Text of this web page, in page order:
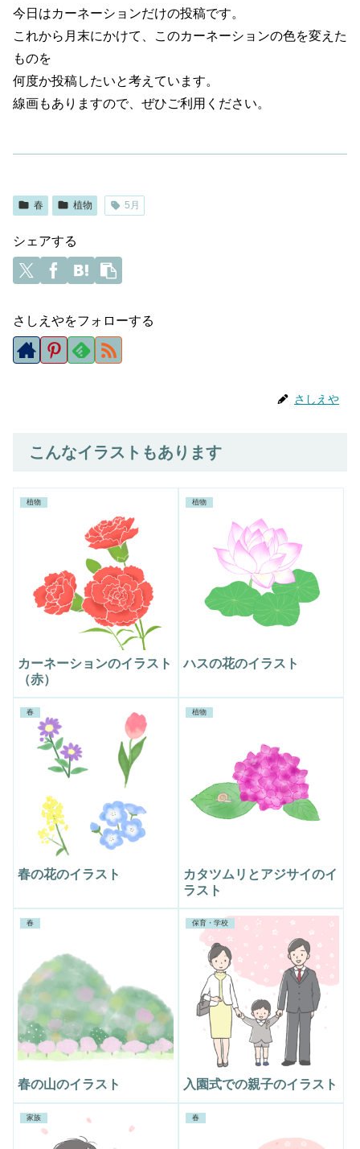
今日はカーネーションだけの投稿です。
これから月末にかけて、このカーネーションの色を変えた
ものを
何度か投稿したいと考えています。
線画もありますので、ぜひご利用ください。
春 植物 5月
シェアする
さしえやをフォローする
さしえや
こんなイラストもあります
植物
カーネーションのイラスト
（赤）
植物
ハスの花のイラスト
春
春の花のイラスト
植物
カタツムリとアジサイのイ
ラスト
春
春の山のイラスト
保育・学校
入園式での親子のイラスト
家族 春